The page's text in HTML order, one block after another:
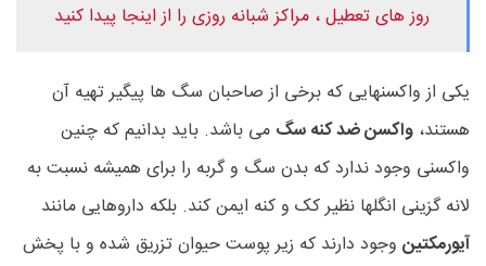
روز های تعطیل ، مراکز شبانه روزی را از اینجا پیدا کنید
یکی از واکسنهایی که برخی از صاحبان سگ ها پیگیر تهیه آن
هستند، واکسن ضد کنه سگ می باشد. باید بدانیم که چنین
واکسنی وجود ندارد که بدن سگ و گربه را برای همیشه نسبت به
لانه گزینی انگلها نظیر کک و کنه ایمن کند. بلکه داروهایی مانند
آیورمکتین وجود دارند که زیر پوست حیوان تزریق شده و با پخش